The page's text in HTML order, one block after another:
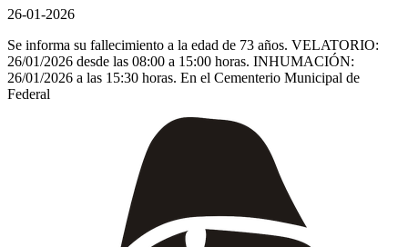
26-01-2026
Se informa su fallecimiento a la edad de 73 años. VELATORIO:
26/01/2026 desde las 08:00 a 15:00 horas. INHUMACIÓN:
26/01/2026 a las 15:30 horas. En el Cementerio Municipal de
Federal